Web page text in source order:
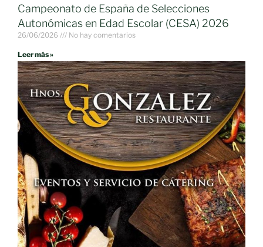
Campeonato de España de Selecciones
Autonómicas en Edad Escolar (CESA) 2026
26/06/2026 No hay comentarios
Leer más »